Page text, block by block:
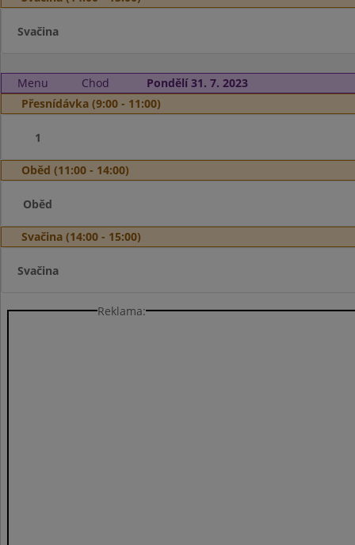
Svačina
Menu Chod
Pondělí 31. 7. 2023
Přesnídávka (9:00 - 11:00)
1
Oběd (11:00 - 14:00)
Oběd
Svačina (14:00 - 15:00)
Svačina
Reklama: